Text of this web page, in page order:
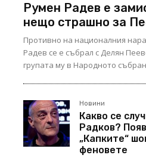
Румен Радев е
нещо страшно за
Противно на националния
Радев се е събрал с Делян
групата му в Народното
Новини
Какво се
Радков?
„Капките“
феновете